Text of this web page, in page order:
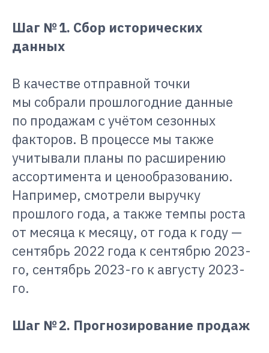
Шаг № 1. Сбор исторических
данных
В качестве отправной точки
мы собрали прошлогодние данные
по продажам с учётом сезонных
факторов. В процессе мы также
учитывали планы по расширению
ассортимента и ценообразованию.
Например, смотрели выручку
прошлого года, а также темпы роста
от месяца к месяцу, от года к году —
сентябрь 2022 года к сентябрю 2023-
го, сентябрь 2023-го к августу 2023-
го.
Шаг № 2. Прогнозирование продаж